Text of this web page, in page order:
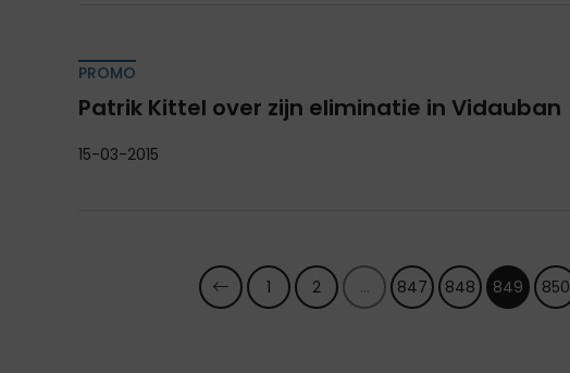
PROMO
Patrik Kittel over zijn eliminatie in Vidauban
15-03-2015
1 2 ... 847 848 849 850